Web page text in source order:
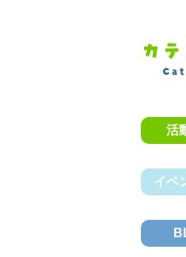
活
イベ